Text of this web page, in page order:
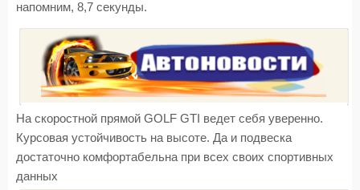
напомним, 8,7 секунды.
На скоростной прямой GOLF GTI ведет себя уверенно.
Курсовая устойчивость на высоте. Да и подвеска
достаточно комфортабельна при всех своих спортивных
данных